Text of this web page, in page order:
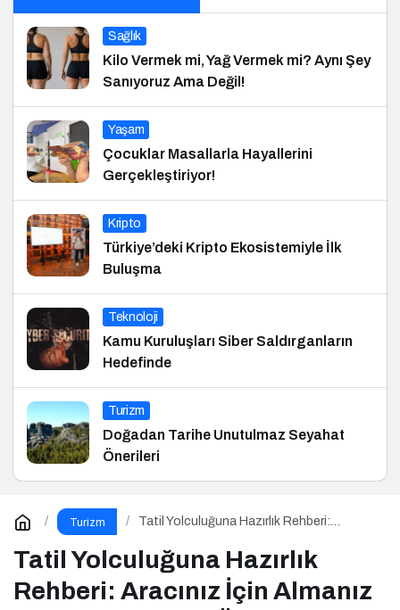
Sağlık
Kilo Vermek mi, Yağ Vermek mi? Aynı Şey
Sanıyoruz Ama Değil!
Yaşam
Çocuklar Masallarla Hayallerini
Gerçekleştiriyor!
Kripto
Türkiye’deki Kripto Ekosistemiyle İlk
Buluşma
Teknoloji
Kamu Kuruluşları Siber Saldırganların
Hedefinde
Turizm
Doğadan Tarihe Unutulmaz Seyahat
Önerileri
Turizm
Tatil Yolculuğuna Hazırlık Rehberi:
Önlem!
Tatil Yolculuğuna Hazırlık
Rehberi: Aracınız İçin Almanız